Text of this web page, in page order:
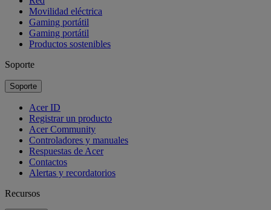
Movilidad eléctrica
Gaming portátil
Gaming portátil
Productos sostenibles
Soporte
Soporte
Acer ID
Registrar un producto
Acer Community
Controladores y manuales
Respuestas de Acer
Contactos
Alertas y recordatorios
Recursos